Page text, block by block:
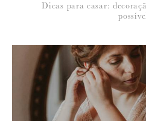
Dicas para casar: